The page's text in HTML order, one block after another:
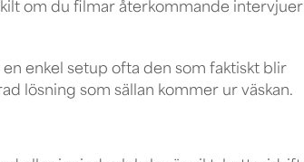
om du filmar återkommande intervjuer
enkel setup ofta den som faktiskt blir
lösning som sällan kommer ur väskan.